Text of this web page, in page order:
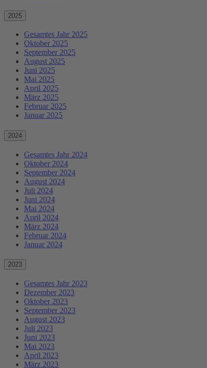
2025
Gesamtes Jahr 2025
Oktober 2025
September 2025
August 2025
Juni 2025
Mai 2025
April 2025
März 2025
Februar 2025
Januar 2025
2024
Gesamtes Jahr 2024
Oktober 2024
September 2024
August 2024
Juli 2024
Juni 2024
Mai 2024
April 2024
März 2024
Februar 2024
Januar 2024
2023
Gesamtes Jahr 2023
Dezember 2023
Oktober 2023
September 2023
August 2023
Juli 2023
Juni 2023
Mai 2023
April 2023
März 2023